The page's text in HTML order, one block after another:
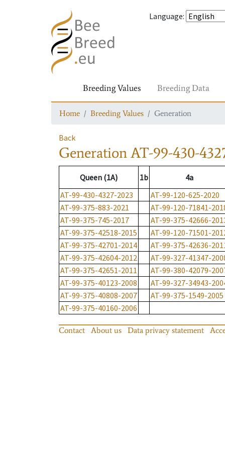
Language:
Breeding Values Breeding Data
Home Breeding Values Generation
Back
GenerationAT-99-430-
Queen (1A) 1b
4a
AT-99-430-4327-2023
AT-99-120-625-2020
AT-99-375-883-2021
AT-99-120-71841-
AT-99-375-745-2017
AT-99-375-42666-
AT-99-375-42518-2015
AT-99-120-71501-
AT-99-375-42701-2014
AT-99-375-42636-
AT-99-375-42604-2012
AT-99-327-41347-
AT-99-375-42651-2011
AT-99-380-42079-
AT-99-375-40123-2008
AT-99-327-34943-
AT-99-375-40808-2007
AT-99-375-1549-2005
AT-99-375-40160-2006
Contact About us Data privacy statement